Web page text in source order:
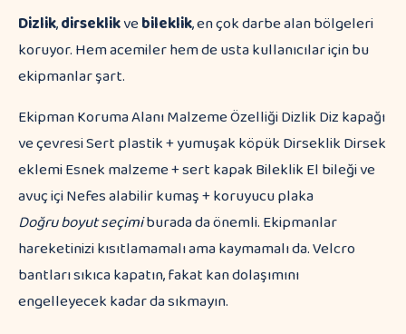
Dizlik,dirseklikvebileklik, en çok darbe alan bölgeleri
koruyor. Hem acemiler hem de usta kullanıcılar için bu
ekipmanlar şart.
Ekipman Koruma Alanı Malzeme Özelliği Dizlik Diz kapağı
ve çevresi Sert plastik + yumuşak köpük Dirseklik Dirsek
eklemi Esnek malzeme + sert kapak Bileklik El bileği ve
avuç içi Nefes alabilir kumaş + koruyucu plaka
Doğru boyut seçimiburada da önemli. Ekipmanlar
hareketinizi kısıtlamamalı ama kaymamalı da. Velcro
bantları sıkıca kapatın, fakat kan dolaşımını
engelleyecek kadar da sıkmayın.